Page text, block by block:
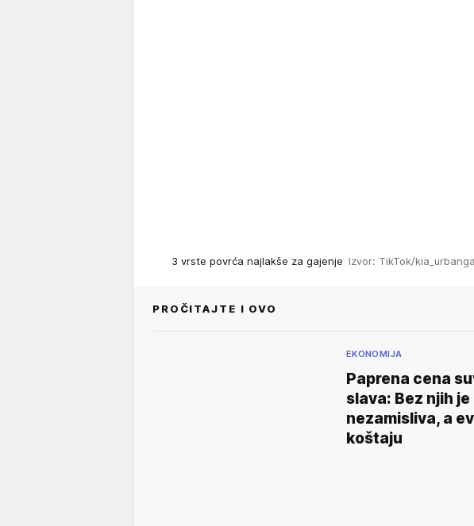
3 vrste povrća najlakše za gajenje Izvor: TikTok/
PROČITAJTE I OVO
EKONOMIJA
Paprena cena
slava: Bez njih
nezamisliva, a
koštaju